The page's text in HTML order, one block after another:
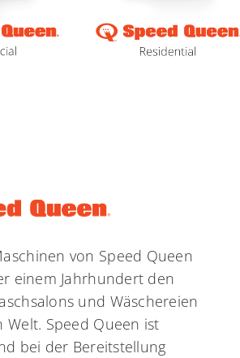
von Speed Queen
einem Jahrhundert den
und Wäschereien
Welt. Speed Queen ist
bei der Bereitstellung